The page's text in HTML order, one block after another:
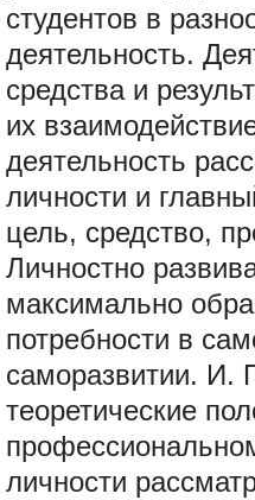
студентов в
деятельность.
средства и
их
деятельность
личности и
цель, средство,
Личностно
максимально
потребности в
саморазвитии. И.
теоретические
личности